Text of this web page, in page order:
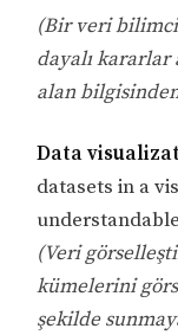
(Bir veri
dayalı
alan
Data
datasets in a
(Veri
kümelerini
şekilde